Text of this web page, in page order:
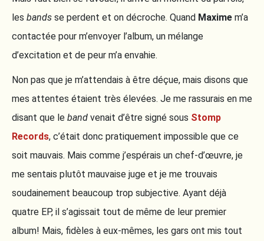
les bands se perdent et on décroche. Quand Maxime m’a
contactée pour m’envoyer l’album, un mélange
d’excitation et de peur m’a envahie.
Non pas que je m’attendais à être déçue, mais disons que
mes attentes étaient très élevées. Je me rassurais en me
disant que le band venait d’être signé sous Stomp
Records, c’était donc pratiquement impossible que ce
soit mauvais. Mais comme j’espérais un chef-d’œuvre, je
me sentais plutôt mauvaise juge et je me trouvais
soudainement beaucoup trop subjective. Ayant déjà
quatre EP, il s’agissait tout de même de leur premier
album! Mais, fidèles à eux-mêmes, les gars ont mis tout